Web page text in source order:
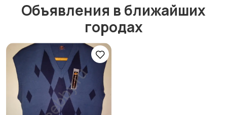
Спецодежда
Футболки и поло
Объявления в ближайших
городах